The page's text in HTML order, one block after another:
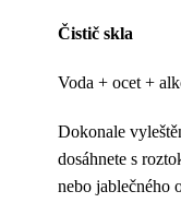
Čistič skla
Voda + ocet +
Dokonale
dosáhnete s
nebo jablečného